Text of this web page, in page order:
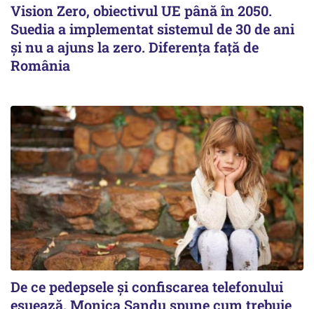
Vision Zero, obiectivul UE până în 2050.
Suedia a implementat sistemul de 30 de ani
şi nu a ajuns la zero. Diferenţa faţă de
România
De ce pedepsele și confiscarea telefonului
eșuează. Monica Sandu spune cum trebuie